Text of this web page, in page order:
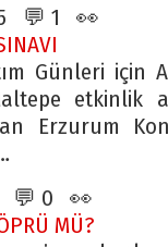
💬 1 👀
Günleri için
etkinlik
Erzurum
💬 0 👀
MÜ?